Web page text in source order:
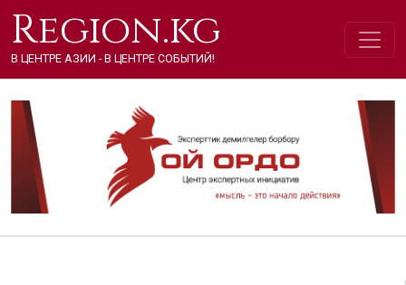
Region.kg
В ЦЕНТРЕ АЗИИ - В ЦЕНТРЕ СОБЫТИЙ!